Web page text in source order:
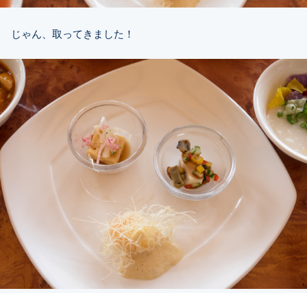
じゃん、取ってきました！